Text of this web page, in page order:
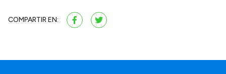
COMPARTIR EN: